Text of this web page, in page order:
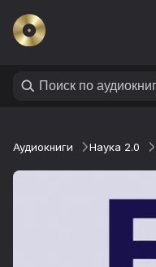
Аудиокниги Наука 2.0